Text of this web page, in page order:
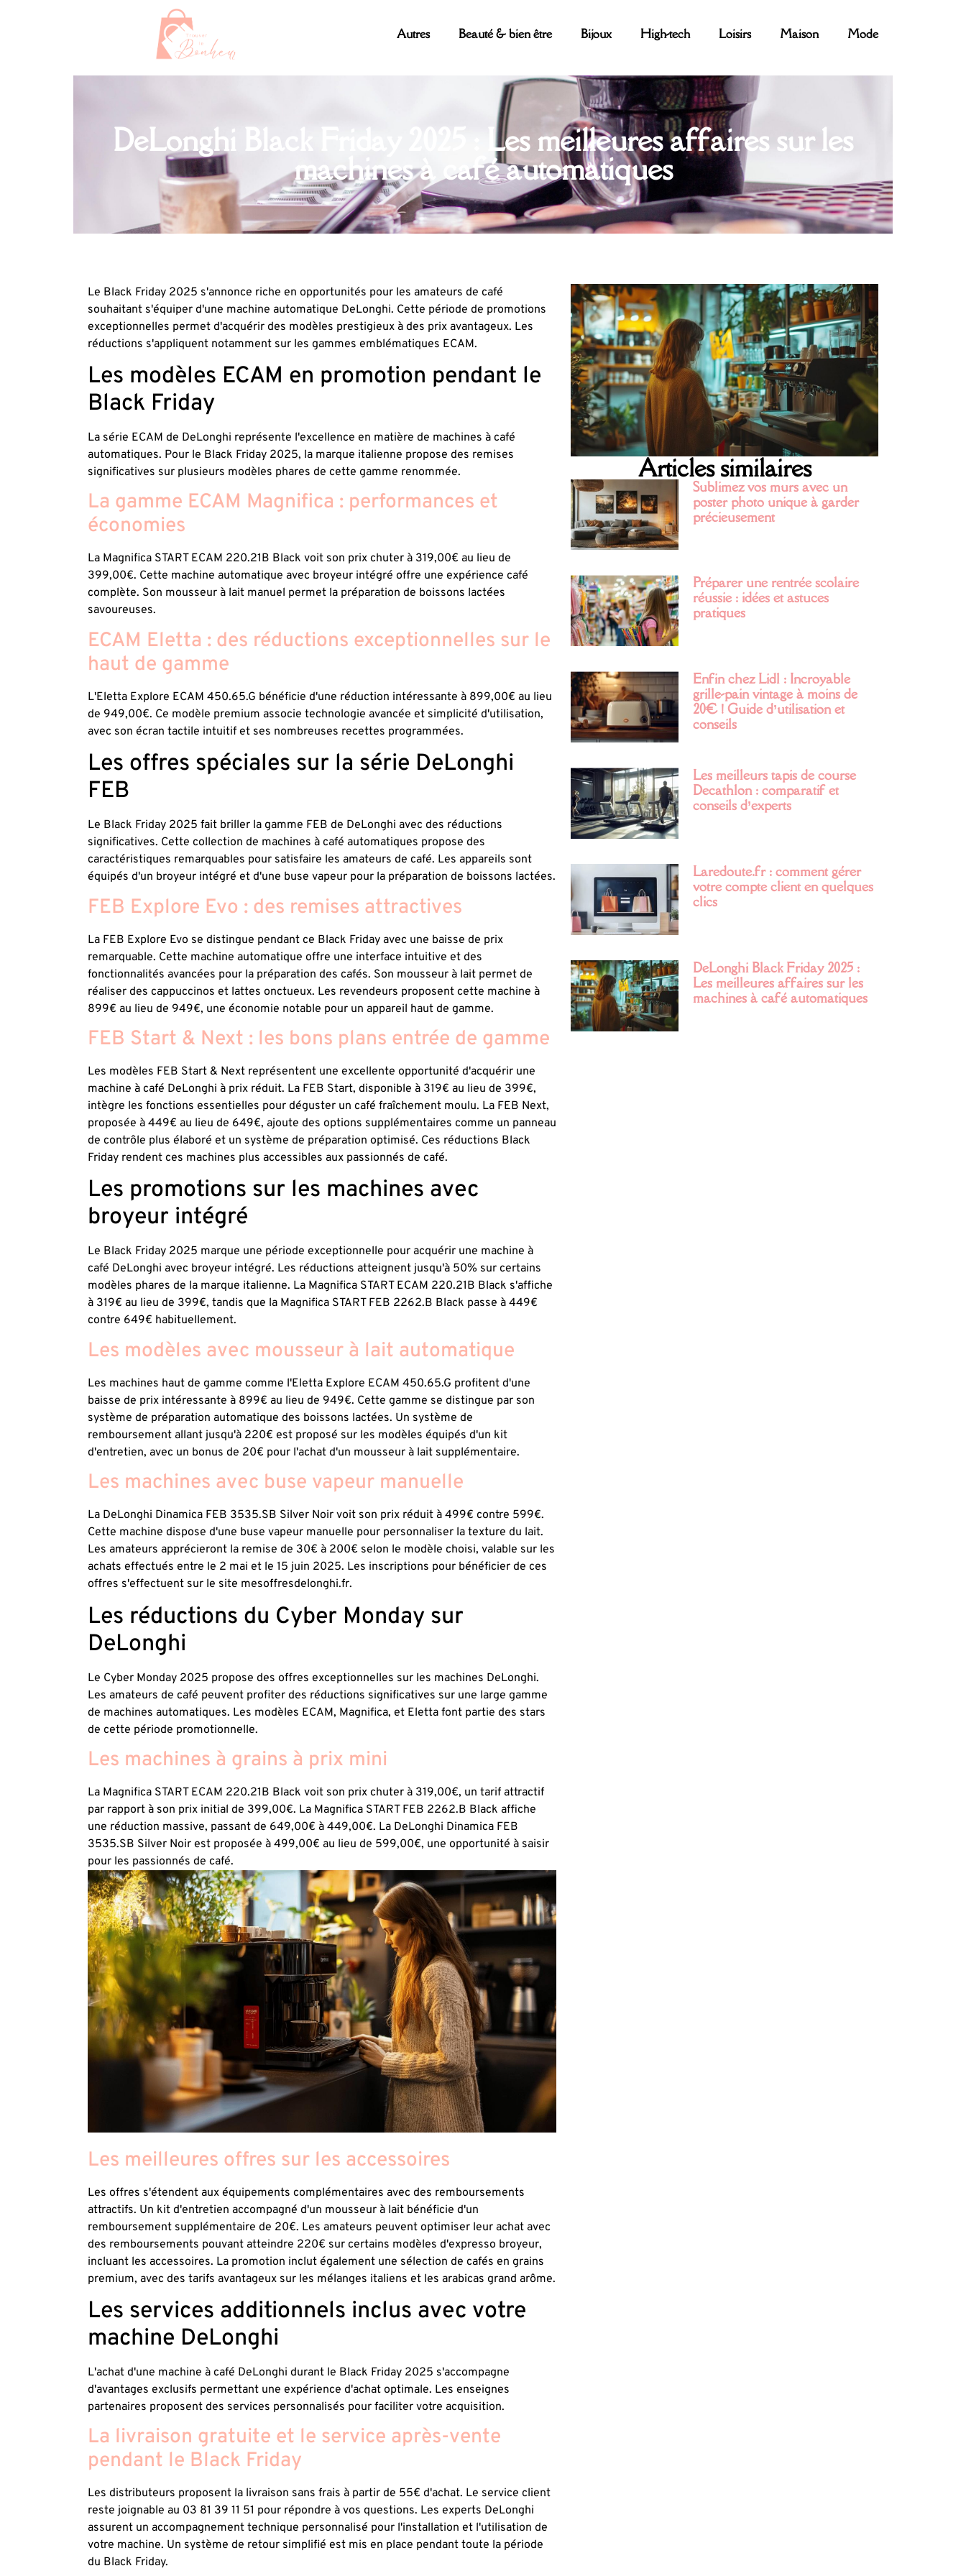
Autres Beauté & bien être Bijoux High-tech Loisirs Maison Mode
DeLonghi Black Friday 2025 : Les meilleures affaires sur les
machines à café automatiques
Le Black Friday 2025 s'annonce riche en opportunités pour les amateurs de café
souhaitant s'équiper d'une machine automatique DeLonghi. Cette période de promotions
exceptionnelles permet d'acquérir des modèles prestigieux à des prix avantageux. Les
réductions s'appliquent notamment sur les gammes emblématiques ECAM.
Les modèles ECAM en promotion pendant le
Black Friday
La série ECAM de DeLonghi représente l'excellence en matière de machines à café
automatiques. Pour le Black Friday 2025, la marque italienne propose des remises
significatives sur plusieurs modèles phares de cette gamme renommée.
La gamme ECAM Magnifica : performances et
économies
La Magnifica START ECAM 220.21B Black voit son prix chuter à 319,00€ au lieu de
399,00€. Cette machine automatique avec broyeur intégré offre une expérience café
complète. Son mousseur à lait manuel permet la préparation de boissons lactées
savoureuses.
ECAM Eletta : des réductions exceptionnelles sur le
haut de gamme
L'Eletta Explore ECAM 450.65.G bénéficie d'une réduction intéressante à 899,00€ au lieu
de 949,00€. Ce modèle premium associe technologie avancée et simplicité d'utilisation,
avec son écran tactile intuitif et ses nombreuses recettes programmées.
Les offres spéciales sur la série DeLonghi
FEB
Le Black Friday 2025 fait briller la gamme FEB de DeLonghi avec des réductions
significatives. Cette collection de machines à café automatiques propose des
caractéristiques remarquables pour satisfaire les amateurs de café. Les appareils sont
équipés d'un broyeur intégré et d'une buse vapeur pour la préparation de boissons lactées.
FEB Explore Evo : des remises attractives
La FEB Explore Evo se distingue pendant ce Black Friday avec une baisse de prix
remarquable. Cette machine automatique offre une interface intuitive et des
fonctionnalités avancées pour la préparation des cafés. Son mousseur à lait permet de
réaliser des cappuccinos et lattes onctueux. Les revendeurs proposent cette machine à
899€ au lieu de 949€, une économie notable pour un appareil haut de gamme.
FEB Start & Next : les bons plans entrée de gamme
Les modèles FEB Start & Next représentent une excellente opportunité d'acquérir une
machine à café DeLonghi à prix réduit. La FEB Start, disponible à 319€ au lieu de 399€,
intègre les fonctions essentielles pour déguster un café fraîchement moulu. La FEB Next,
proposée à 449€ au lieu de 649€, ajoute des options supplémentaires comme un panneau
de contrôle plus élaboré et un système de préparation optimisé. Ces réductions Black
Friday rendent ces machines plus accessibles aux passionnés de café.
Les promotions sur les machines avec
broyeur intégré
Le Black Friday 2025 marque une période exceptionnelle pour acquérir une machine à
café DeLonghi avec broyeur intégré. Les réductions atteignent jusqu'à 50% sur certains
modèles phares de la marque italienne. La Magnifica START ECAM 220.21B Black s'affiche
à 319€ au lieu de 399€, tandis que la Magnifica START FEB 2262.B Black passe à 449€
contre 649€ habituellement.
Les modèles avec mousseur à lait automatique
Les machines haut de gamme comme l'Eletta Explore ECAM 450.65.G profitent d'une
baisse de prix intéressante à 899€ au lieu de 949€. Cette gamme se distingue par son
système de préparation automatique des boissons lactées. Un système de
remboursement allant jusqu'à 220€ est proposé sur les modèles équipés d'un kit
d'entretien, avec un bonus de 20€ pour l'achat d'un mousseur à lait supplémentaire.
Les machines avec buse vapeur manuelle
La DeLonghi Dinamica FEB 3535.SB Silver Noir voit son prix réduit à 499€ contre 599€.
Cette machine dispose d'une buse vapeur manuelle pour personnaliser la texture du lait.
Les amateurs apprécieront la remise de 30€ à 200€ selon le modèle choisi, valable sur les
achats effectués entre le 2 mai et le 15 juin 2025. Les inscriptions pour bénéficier de ces
offres s'effectuent sur le site mesoffresdelonghi.fr.
Les réductions du Cyber Monday sur
DeLonghi
Le Cyber Monday 2025 propose des offres exceptionnelles sur les machines DeLonghi.
Les amateurs de café peuvent profiter des réductions significatives sur une large gamme
de machines automatiques. Les modèles ECAM, Magnifica, et Eletta font partie des stars
de cette période promotionnelle.
Les machines à grains à prix mini
La Magnifica START ECAM 220.21B Black voit son prix chuter à 319,00€, un tarif attractif
par rapport à son prix initial de 399,00€. La Magnifica START FEB 2262.B Black affiche
une réduction massive, passant de 649,00€ à 449,00€. La DeLonghi Dinamica FEB
3535.SB Silver Noir est proposée à 499,00€ au lieu de 599,00€, une opportunité à saisir
pour les passionnés de café.
Les meilleures offres sur les accessoires
Les offres s'étendent aux équipements complémentaires avec des remboursements
attractifs. Un kit d'entretien accompagné d'un mousseur à lait bénéficie d'un
remboursement supplémentaire de 20€. Les amateurs peuvent optimiser leur achat avec
des remboursements pouvant atteindre 220€ sur certains modèles d'expresso broyeur,
incluant les accessoires. La promotion inclut également une sélection de cafés en grains
premium, avec des tarifs avantageux sur les mélanges italiens et les arabicas grand arôme.
Les services additionnels inclus avec votre
machine DeLonghi
L'achat d'une machine à café DeLonghi durant le Black Friday 2025 s'accompagne
d'avantages exclusifs permettant une expérience d'achat optimale. Les enseignes
partenaires proposent des services personnalisés pour faciliter votre acquisition.
La livraison gratuite et le service après-vente
pendant le Black Friday
Les distributeurs proposent la livraison sans frais à partir de 55€ d'achat. Le service client
reste joignable au 03 81 39 11 51 pour répondre à vos questions. Les experts DeLonghi
assurent un accompagnement technique personnalisé pour l'installation et l'utilisation de
votre machine. Un système de retour simplifié est mis en place pendant toute la période
du Black Friday.
Articles similaires
Sublimez vos murs avec un
poster photo unique à garder
précieusement
Préparer une rentrée scolaire
réussie : idées et astuces
pratiques
Enfin chez Lidl : Incroyable
grille-pain vintage à moins de
20€ ! Guide d’utilisation et
conseils
Les meilleurs tapis de course
Decathlon : comparatif et
conseils d’experts
Laredoute.fr : comment gérer
votre compte client en quelques
clics
DeLonghi Black Friday 2025 :
Les meilleures affaires sur les
machines à café automatiques